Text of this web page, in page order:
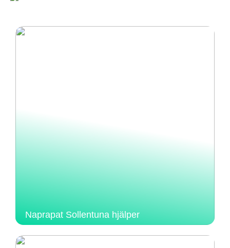
Naprapat Sollentuna hjälper